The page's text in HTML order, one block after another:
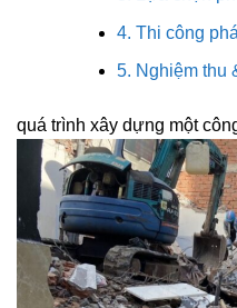
4. Thi công
5. Nghiệm thu
quá trình xây dựng một